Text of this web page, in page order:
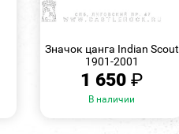
Значок цанга Indian Scout
1901-2001
1 650₽
В наличии